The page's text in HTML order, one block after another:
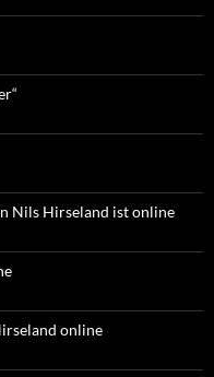
Nils Hirseland ist online
online